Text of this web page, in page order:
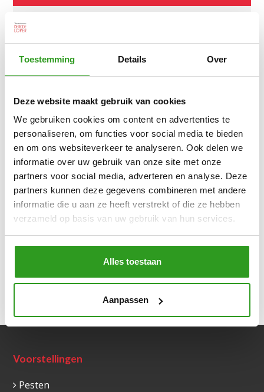
Toestemming Details Over
Deze website maakt gebruik van cookies
We gebruiken cookies om content en advertenties te
personaliseren, om functies voor social media te bieden
en om ons websiteverkeer te analyseren. Ook delen we
informatie over uw gebruik van onze site met onze
partners voor social media, adverteren en analyse. Deze
partners kunnen deze gegevens combineren met andere
informatie die u aan ze heeft verstrekt of die ze hebben
verzameld op basis van uw gebruik van hun services.
Alles toestaan
Aanpassen
Voorstellingen
Pesten